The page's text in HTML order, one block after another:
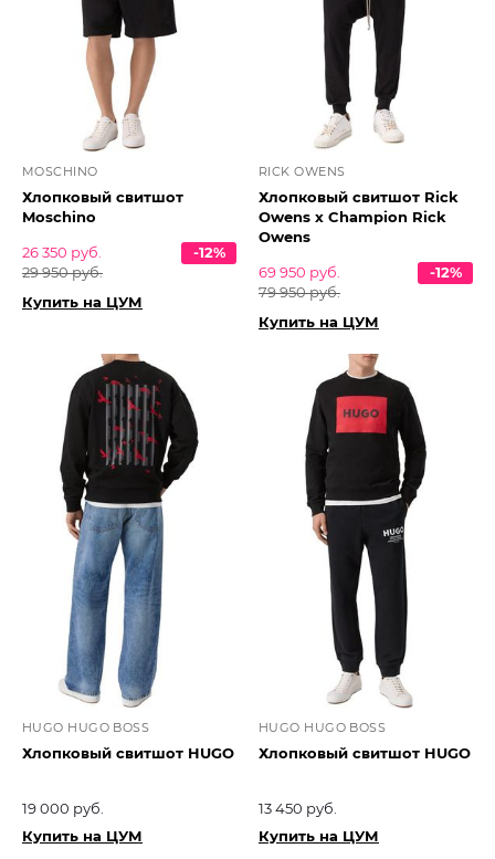
MOSCHINO
Хлопковый свитшот
Moschino
26 350 руб.
29 950 руб.
-12%
Купить на ЦУМ
RICK OWENS
Хлопковый свитшот Rick
Owens x Champion Rick
Owens
69 950 руб.
79 950 руб.
-12%
Купить на ЦУМ
HUGO HUGO BOSS
Хлопковый свитшот HUGO
19 000 руб.
Купить на ЦУМ
HUGO HUGO BOSS
Хлопковый свитшот HUGO
13 450 руб.
Купить на ЦУМ